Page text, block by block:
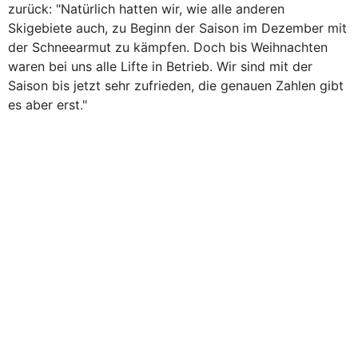
zurück: "Natürlich hatten wir, wie alle anderen
Skigebiete auch, zu Beginn der Saison im Dezember mit
der Schneearmut zu kämpfen. Doch bis Weihnachten
waren bei uns alle Lifte in Betrieb. Wir sind mit der
Saison bis jetzt sehr zufrieden, die genauen Zahlen gibt
es aber erst."